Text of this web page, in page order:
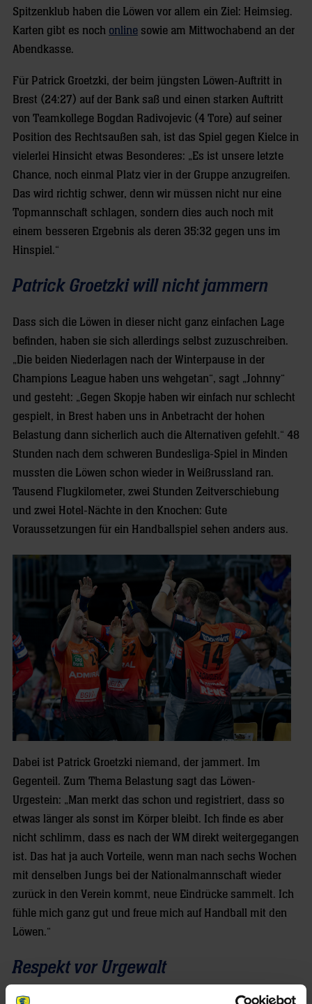
Spitzenklub haben die Löwen vor allem ein Ziel: Heimsieg.
Karten gibt es noch online sowie am Mittwochabend an der
Abendkasse.
Für Patrick Groetzki, der beim jüngsten Löwen-Auftritt in
Brest (24:27) auf der Bank saß und einen starken Auftritt
von Teamkollege Bogdan Radivojevic (4 Tore) auf seiner
Position des Rechtsaußen sah, ist das Spiel gegen Kielce in
vielerlei Hinsicht etwas Besonderes: „Es ist unsere letzte
Chance, noch einmal Platz vier in der Gruppe anzugreifen.
Das wird richtig schwer, denn wir müssen nicht nur eine
Topmannschaft schlagen, sondern dies auch noch mit
einem besseren Ergebnis als deren 35:32 gegen uns im
Hinspiel.“
Patrick Groetzki will nicht jammern
Dass sich die Löwen in dieser nicht ganz einfachen Lage
befinden, haben sie sich allerdings selbst zuzuschreiben.
„Die beiden Niederlagen nach der Winterpause in der
Champions League haben uns wehgetan“, sagt „Johnny“
und gesteht: „Gegen Skopje haben wir einfach nur schlecht
gespielt, in Brest haben uns in Anbetracht der hohen
Belastung dann sicherlich auch die Alternativen gefehlt.“ 48
Stunden nach dem schweren Bundesliga-Spiel in Minden
mussten die Löwen schon wieder in Weißrussland ran.
Tausend Flugkilometer, zwei Stunden Zeitverschiebung
und zwei Hotel-Nächte in den Knochen: Gute
Voraussetzungen für ein Handballspiel sehen anders aus.
Dabei ist Patrick Groetzki niemand, der jammert. Im
Gegenteil. Zum Thema Belastung sagt das Löwen-
Urgestein: „Man merkt das schon und registriert, dass so
etwas länger als sonst im Körper bleibt. Ich finde es aber
nicht schlimm, dass es nach der WM direkt weitergegangen
ist. Das hat ja auch Vorteile, wenn man nach sechs Wochen
mit denselben Jungs bei der Nationalmannschaft wieder
zurück in den Verein kommt, neue Eindrücke sammelt. Ich
fühle mich ganz gut und freue mich auf Handball mit den
Löwen.“
Respekt vor Urgewalt